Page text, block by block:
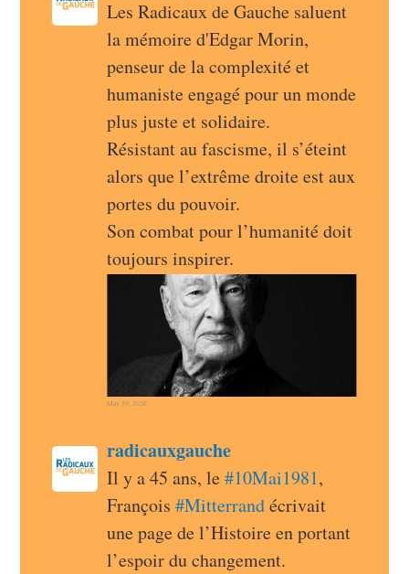
Les Radicaux de Gauche saluent
la mémoire d'Edgar Morin,
penseur de la complexité et
humaniste engagé pour un monde
plus juste et solidaire.
Résistant au fascisme, il s’éteint
alors que l’extrême droite est aux
portes du pouvoir.
Son combat pour l’humanité doit
toujours inspirer.
May 30, 2026
radicauxgauche avatar
radicauxgauchepost
Il y a 45 ans, le #10Mai1981,
François #Mitterrand écrivait
une page de l’Histoire en portant
l’espoir du changement.